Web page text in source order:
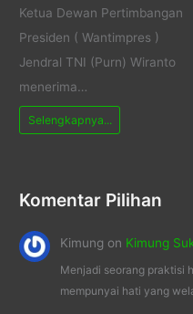
Ketua Dewan Pertimbangan
Presiden ( Wantimpres )
Jendral TNI (Purn) Wiranto
menerima…
Selengkapnya...
Komentar Pilihan
Kimung on Kimung
Menjadi seorang praktisi
mempunyai hati yang